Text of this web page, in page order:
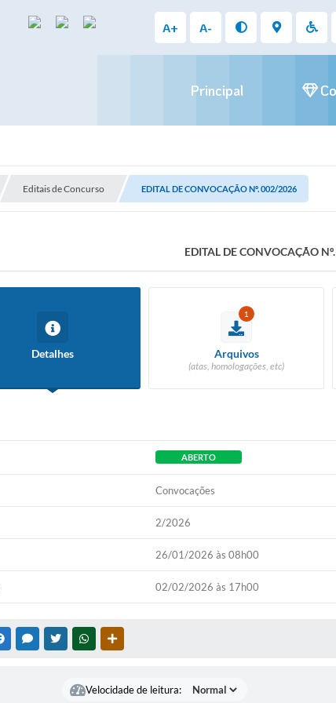
A+ A-
Principal
Editais de Concurso EDITAL DE CONVOCAÇÃO Nº. 002/2026
EDITAL DE CONVOCAÇÃO
Detalhes
1
Arquivos
(atas, homologações, etc)
ABERTO
Convocações
2/2026
26/01/2026 às 08h00
02/02/2026 às 17h00
FACEBOOKMESSENGER
TWITTERWHATSAPP
Velocidade de leitura: